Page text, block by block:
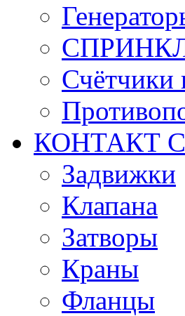
Счётчики
КОНТАКТ С
Задвижки
Клапана
Затворы
Краны
Фланцы